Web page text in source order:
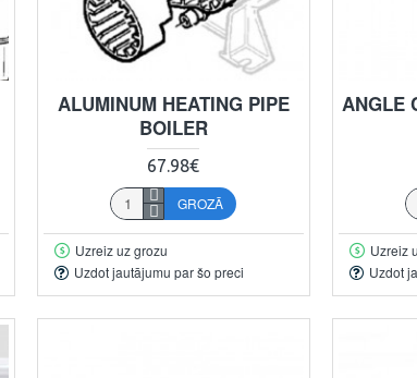
ALUMINUM HEATING PIPE
BOILER
67.98€
GROZĀ
Uzreiz uz grozu
Uzdot jautājumu par šo preci
ANGLE
Uzreiz
Uzdot